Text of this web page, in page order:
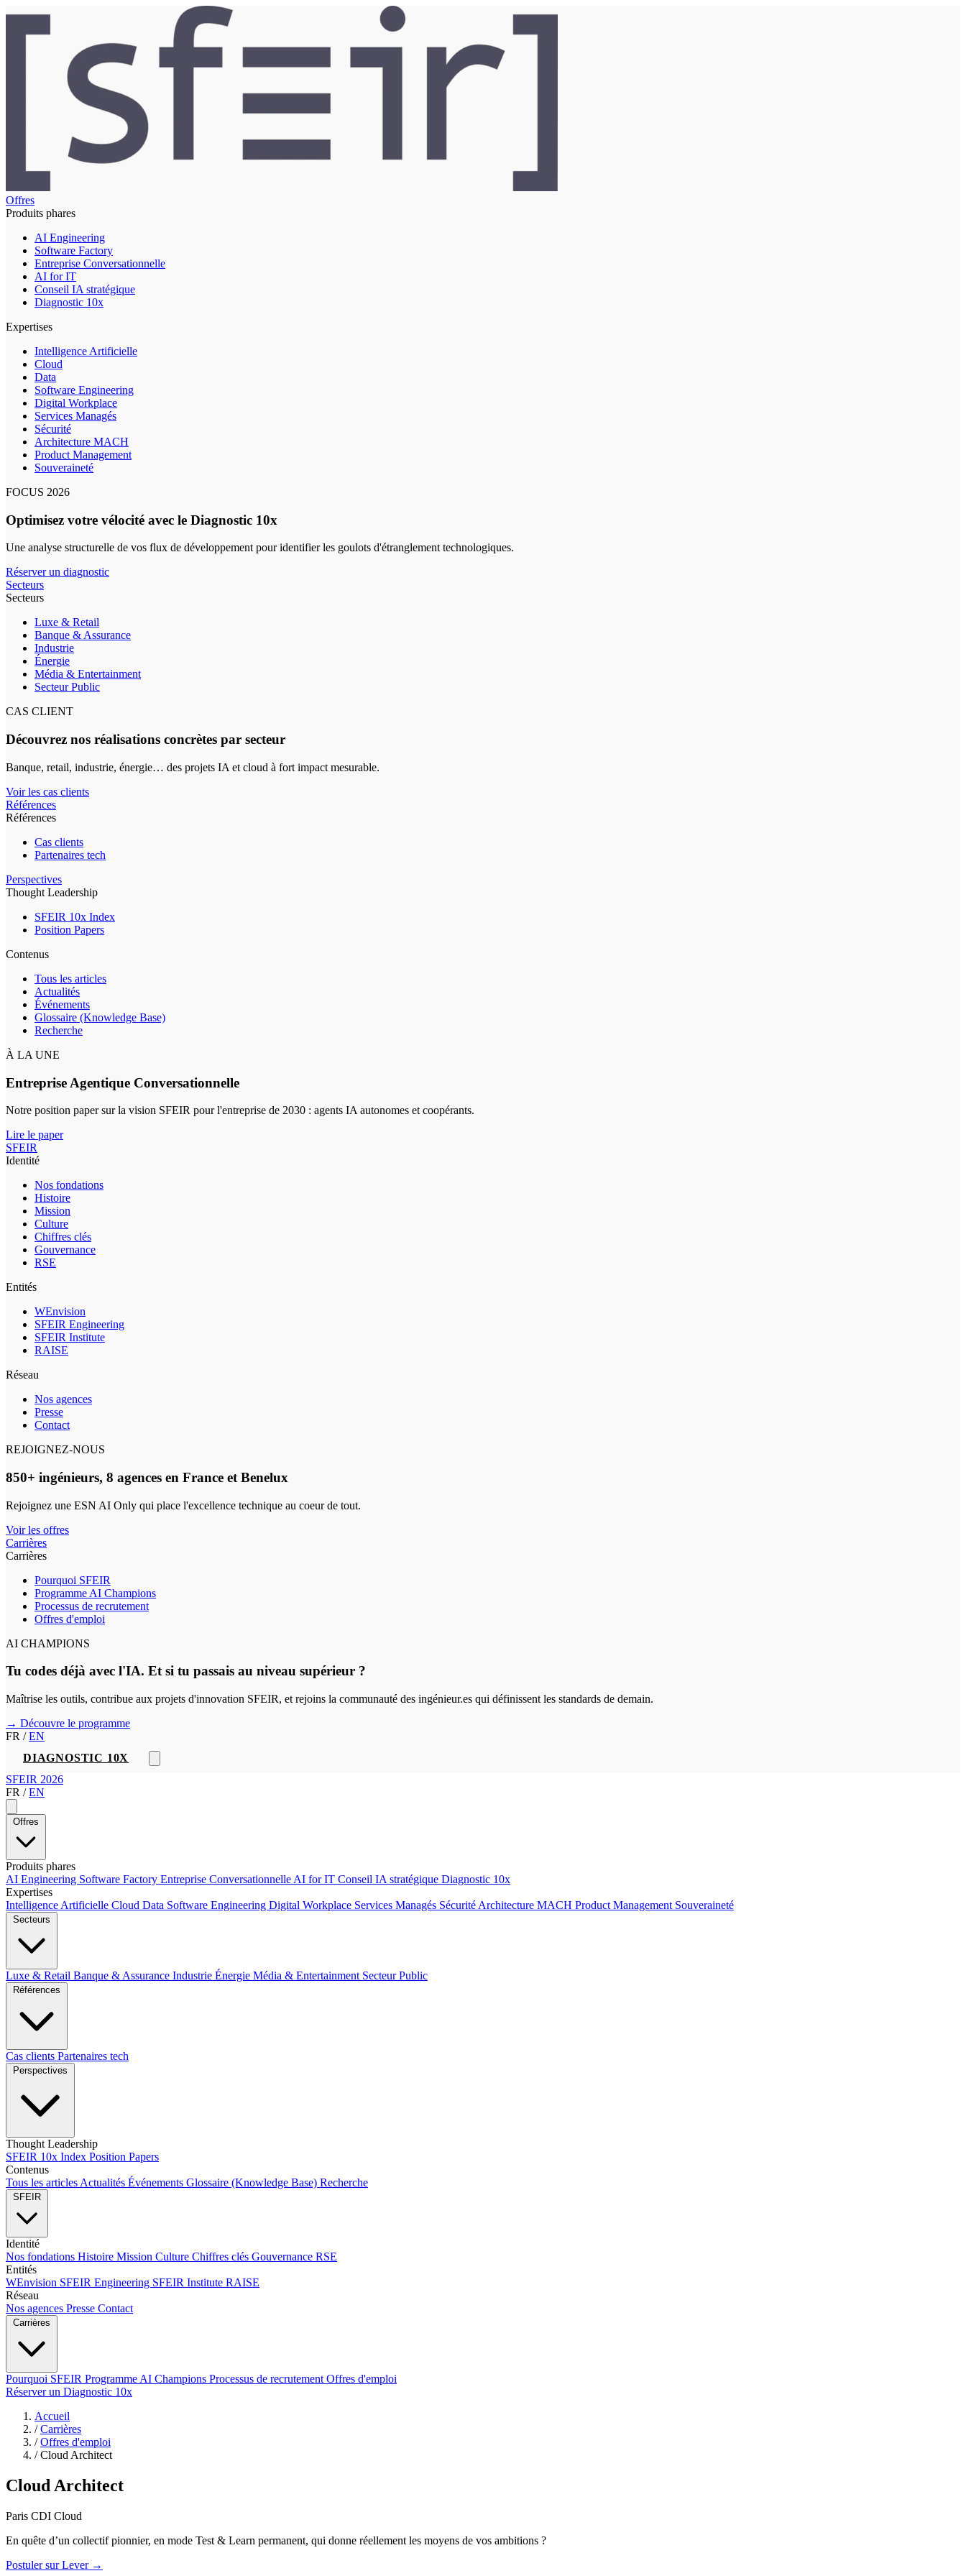
Offres
Produits phares
AI Engineering
Software Factory
Entreprise Conversationnelle
AI for IT
Conseil IA stratégique
Diagnostic 10x
Expertises
Intelligence Artificielle
Cloud
Data
Software Engineering
Digital Workplace
Services Managés
Sécurité
Architecture MACH
Product Management
Souveraineté
FOCUS 2026
Optimisez votre vélocité avec le Diagnostic 10x
Une analyse structurelle de vos flux de développement pour identifier les goulots d'étranglement technologiques.
Réserver un diagnostic
Secteurs
Secteurs
Luxe & Retail
Banque & Assurance
Industrie
Énergie
Média & Entertainment
Secteur Public
CAS CLIENT
Découvrez nos réalisations concrètes par secteur
Banque, retail, industrie, énergie… des projets IA et cloud à fort impact mesurable.
Voir les cas clients
Références
Références
Cas clients
Partenaires tech
Perspectives
Thought Leadership
SFEIR 10x Index
Position Papers
Contenus
Tous les articles
Actualités
Événements
Glossaire (Knowledge Base)
Recherche
À LA UNE
Entreprise Agentique Conversationnelle
Notre position paper sur la vision SFEIR pour l'entreprise de 2030 : agents IA autonomes et coopérants.
Lire le paper
SFEIR
Identité
Nos fondations
Histoire
Mission
Culture
Chiffres clés
Gouvernance
RSE
Entités
WEnvision
SFEIR Engineering
SFEIR Institute
RAISE
Réseau
Nos agences
Presse
Contact
REJOIGNEZ-NOUS
850+ ingénieurs, 8 agences en France et Benelux
Rejoignez une ESN AI Only qui place l'excellence technique au coeur de tout.
Voir les offres
Carrières
Carrières
Pourquoi SFEIR
Programme AI Champions
Processus de recrutement
Offres d'emploi
AI CHAMPIONS
Tu codes déjà avec l'IA. Et si tu passais au niveau supérieur ?
Maîtrise les outils, contribue aux projets d'innovation SFEIR, et rejoins la communauté des ingénieur.es qui définissent les standards de demain.
→ Découvre le programme
FR / EN
DIAGNOSTIC 10X
SFEIR 2026
FR / EN
Offres
Produits phares
AI Engineering Software Factory Entreprise Conversationnelle AI for IT Conseil IA stratégique Diagnostic 10x
Expertises
Intelligence Artificielle Cloud Data Software Engineering Digital Workplace Services Managés Sécurité Architecture MACH Product Management Souveraineté
Secteurs
Luxe & Retail Banque & Assurance Industrie Énergie Média & Entertainment Secteur Public
Références
Cas clients Partenaires tech
Perspectives
Thought Leadership
SFEIR 10x Index Position Papers
Contenus
Tous les articles Actualités Événements Glossaire (Knowledge Base) Recherche
SFEIR
Identité
Nos fondations Histoire Mission Culture Chiffres clés Gouvernance RSE
Entités
WEnvision SFEIR Engineering SFEIR Institute RAISE
Réseau
Nos agences Presse Contact
Carrières
Pourquoi SFEIR Programme AI Champions Processus de recrutement Offres d'emploi
Réserver un Diagnostic 10x
Accueil
/ Carrières
/ Offres d'emploi
/ Cloud Architect
Cloud Architect
Paris CDI Cloud
En quête d’un collectif pionnier, en mode Test & Learn permanent, qui donne réellement les moyens de vos ambitions ?
Postuler sur Lever →